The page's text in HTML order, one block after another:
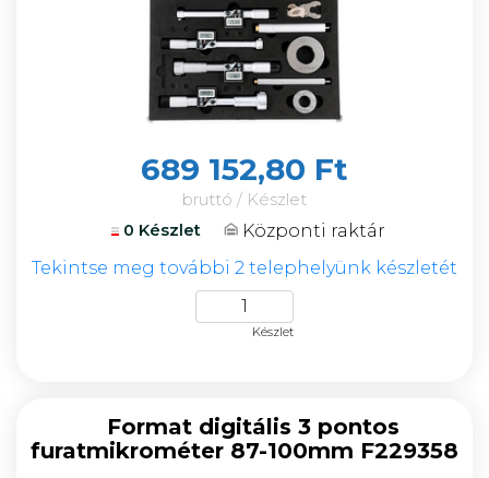
689 152,80 Ft
bruttó / Készlet
0 Készlet
Központi raktár
Tekintse meg további 2 telephelyünk készletét
Készlet
Format digitális 3 pontos
furatmikrométer 87-100mm F229358